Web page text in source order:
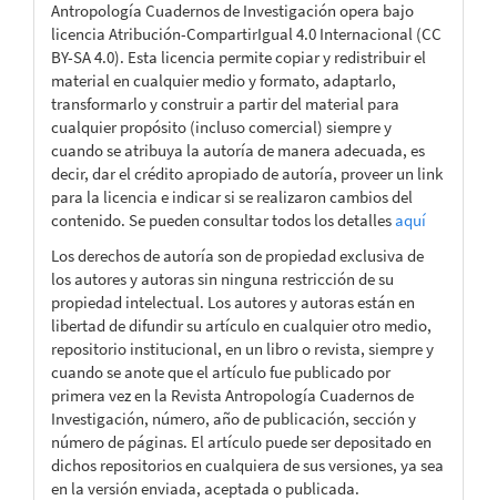
Antropología Cuadernos de Investigación opera bajo
licencia Atribución-CompartirIgual 4.0 Internacional (CC
BY-SA 4.0). Esta licencia permite copiar y redistribuir el
material en cualquier medio y formato, adaptarlo,
transformarlo y construir a partir del material para
cualquier propósito (incluso comercial) siempre y
cuando se atribuya la autoría de manera adecuada, es
decir, dar el crédito apropiado de autoría, proveer un link
para la licencia e indicar si se realizaron cambios del
contenido. Se pueden consultar todos los detallesaquí
Los derechos de autoría son de propiedad exclusiva de
los autores y autoras sin ninguna restricción de su
propiedad intelectual. Los autores y autoras están en
libertad de difundir su artículo en cualquier otro medio,
repositorio institucional, en un libro o revista, siempre y
cuando se anote que el artículo fue publicado por
primera vez en la Revista Antropología Cuadernos de
Investigación, número, año de publicación, sección y
número de páginas. El artículo puede ser depositado en
dichos repositorios en cualquiera de sus versiones, ya sea
en la versión enviada, aceptada o publicada.